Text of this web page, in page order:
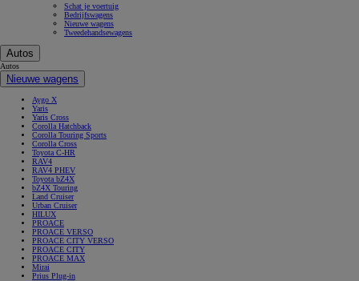
Schat je voertuig
Bedrijfswagens
Nieuwe wagens
Tweedehandsewagens
Autos
Autos
Nieuwe wagens
Aygo X
Yaris
Yaris Cross
Corolla Hatchback
Corolla Touring Sports
Corolla Cross
Toyota C-HR
RAV4
RAV4 PHEV
Toyota bZ4X
bZ4X Touring
Land Cruiser
Urban Cruiser
HILUX
PROACE
PROACE VERSO
PROACE CITY VERSO
PROACE CITY
PROACE MAX
Mirai
Prius Plug-in